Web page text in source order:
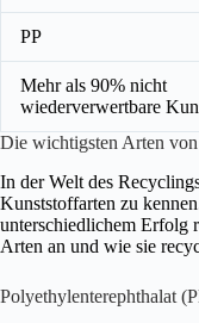
PP
Mehr als 90% nicht
wiederverwertbare
Die wichtigsten Arten
In der Welt des
Kunststoffarten zu
unterschiedlichem Erfolg
Arten an und wie sie
Polyethylenterephthalat